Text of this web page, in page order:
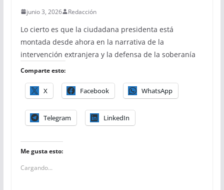
junio 3, 2026 Redacción
Lo cierto es que la ciudadana presidenta está
montada desde ahora en la narrativa de la
intervención extranjera y la defensa de la soberanía
Comparte esto:
X Facebook WhatsApp
Telegram LinkedIn
Me gusta esto:
Cargando...